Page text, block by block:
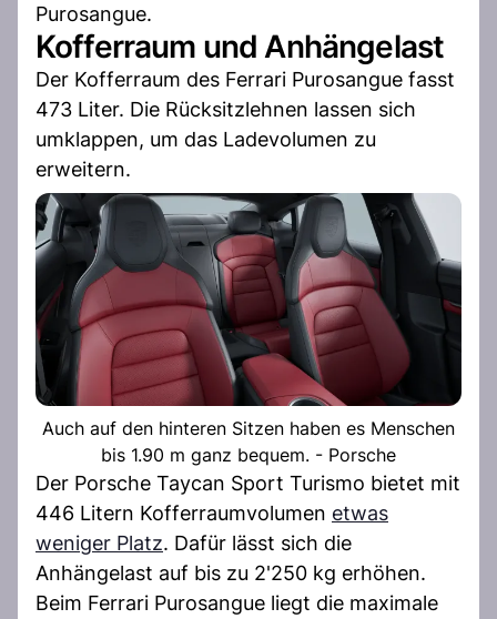
Purosangue.
Kofferraum und Anhängelast
Der Kofferraum des Ferrari Purosangue fasst
473 Liter. Die Rücksitzlehnen lassen sich
umklappen, um das Ladevolumen zu
erweitern.
Auch auf den hinteren Sitzen haben es Menschen
bis 1.90 m ganz bequem. - Porsche
Der Porsche Taycan Sport Turismo bietet mit
446 Litern Kofferraumvolumen etwas
weniger Platz. Dafür lässt sich die
Anhängelast auf bis zu 2'250 kg erhöhen.
Beim Ferrari Purosangue liegt die maximale